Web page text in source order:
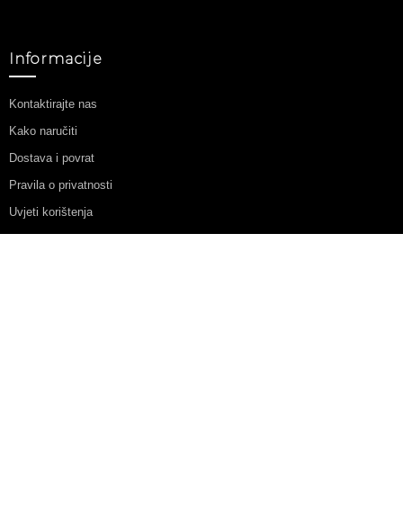
Informacije
Kontaktirajte nas
Kako naručiti
Dostava i povrat
Pravila o privatnosti
Uvjeti korištenja